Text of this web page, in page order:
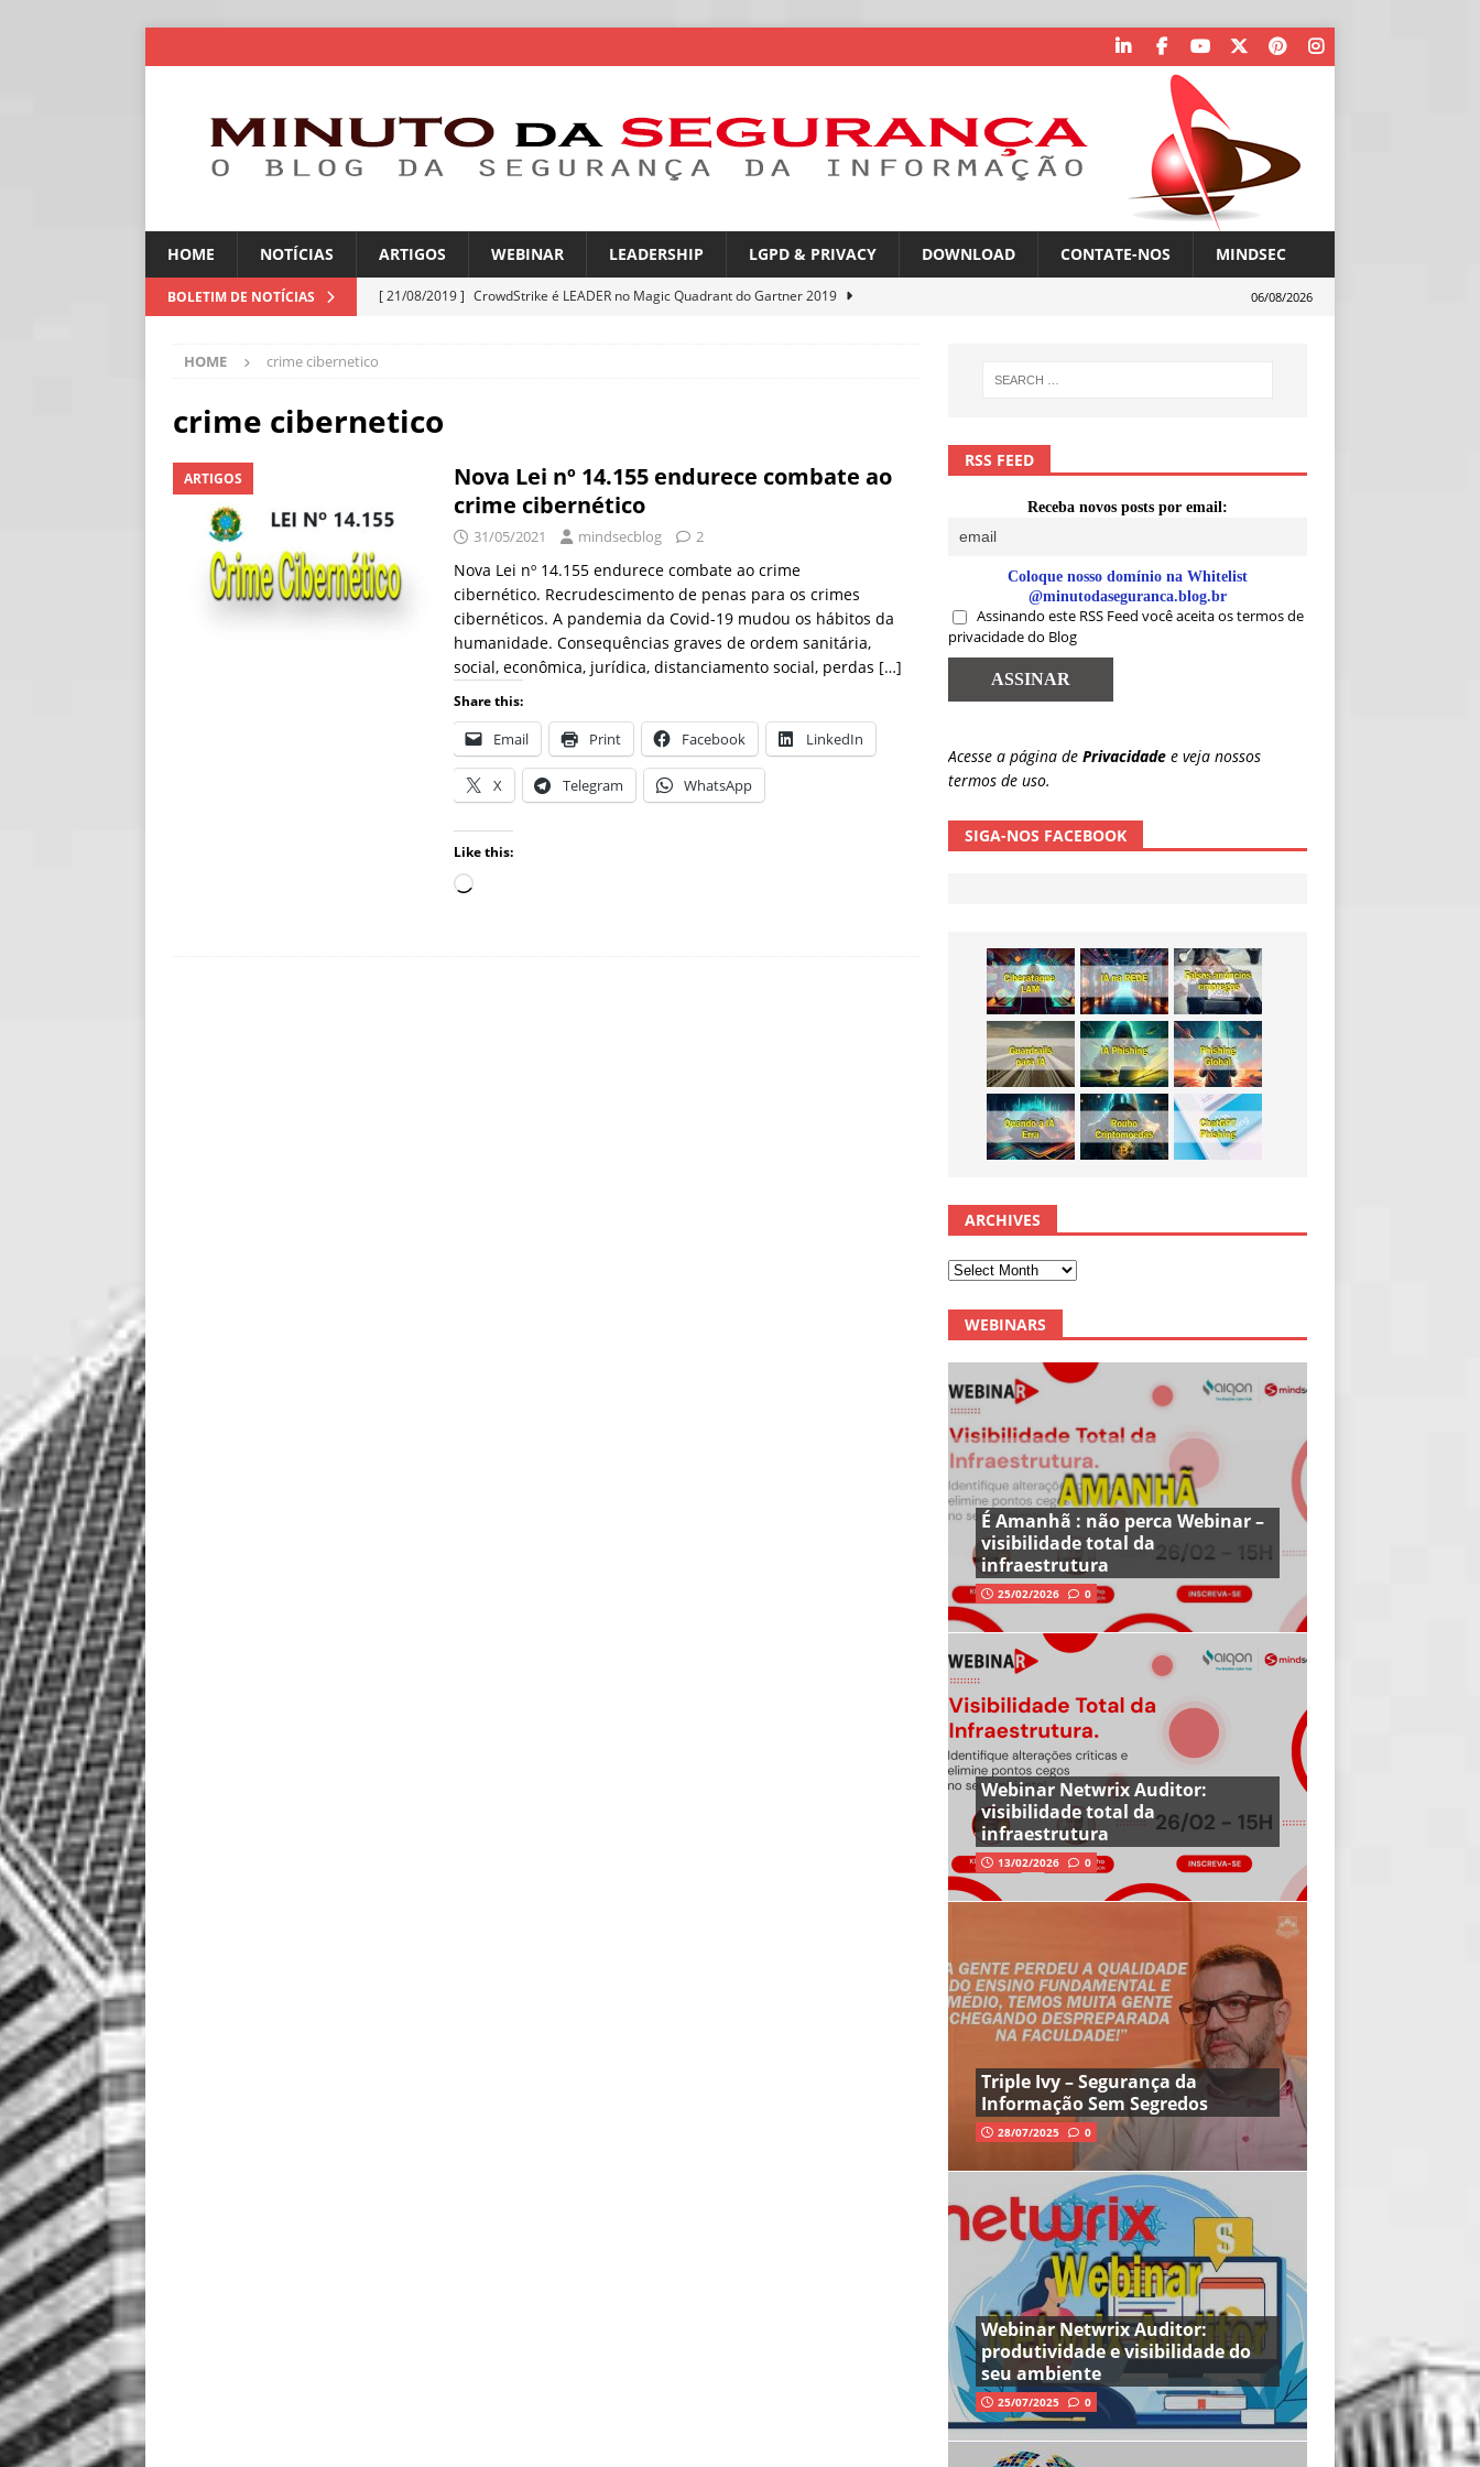
HOME NOTÍCIAS ARTIGOS WEBINAR LEADERSHIP LGPD & PRIVACY DOWNLOAD CONTATE-NOS MINDSEC
BOLETIM DE NOTÍCIAS [ 21/08/2019 ] CrowdStrike é LEADER no Magic Quadrant do Gartner 2019
industriais
NOTÍCIAS
[ 06/08/2026 ]
[ 06/08/2026 ] Sem guardrails, a autonomia da IA se torna um risco
NOTÍCIAS
[ 06/08/2026 ]
IA eleva taxa de sucesso de phishing para 54% NOTÍCIAS
06/08/2026
HOME crime cibernetico
crime cibernetico
ARTIGOS
Nova Lei nº 14.155 endurece combate ao
crime cibernético
31/05/2021 mindsecblog 2
Nova Lei nº 14.155 endurece combate ao crime
cibernético. Recrudescimento de penas para os crimes
cibernéticos. A pandemia da Covid-19 mudou os hábitos da
humanidade. Consequências graves de ordem sanitária,
social, econômica, jurídica, distanciamento social, perdas […]
Share this:
Email Print Facebook LinkedIn
X Telegram WhatsApp
Like this:
RSS FEED
Receba novos posts por email:
Coloque nosso domínio na Whitelist
@minutodaseguranca.blog.br
Assinando este RSS Feed você aceita os termos de
privacidade do Blog
Acesse a página de Privacidade e veja nossos
termos de uso.
SIGA-NOS FACEBOOK
ARCHIVES
WEBINARS
É Amanhã : não perca Webinar –
visibilidade total da
infraestrutura
25/02/2026 0
Webinar Netwrix Auditor:
visibilidade total da
infraestrutura
13/02/2026 0
Triple Ivy – Segurança da
Informação Sem Segredos
28/07/2025 0
Webinar Netwrix Auditor:
produtividade e visibilidade do
seu ambiente
25/07/2025 0